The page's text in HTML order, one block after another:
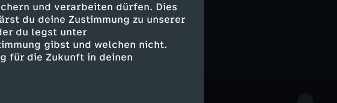
und verarbeiten dürfen. Dies
du deine Zustimmung zu unserer
du legst unter
gibst und welchen nicht.
für die Zukunft in deinen